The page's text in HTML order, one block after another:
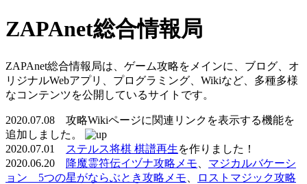
ZAPAnet総合情報局
ZAPAnet総合情報局は、ゲーム攻略をメインに、ブログ、オ
リジナルWebアプリ、プログラミング、Wikiなど、多種多様
なコンテンツを公開しているサイトです。
2020.07.08 攻略Wikiページに関連リンクを表示する機能を
追加しました。
2020.07.01
ステルス将棋 棋譜再生を作りました！
2020.06.20
降魔霊符伝イヅナ攻略メモ
マジカルバケーシ
ョン 5つの星がならぶとき攻略メモ
ロストマジック攻略